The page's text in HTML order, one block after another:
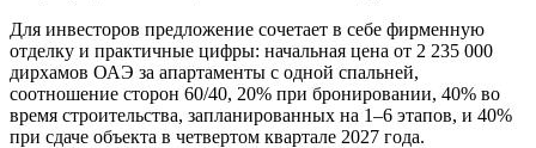
Для инвесторов предложение сочетает в себе фирменную
отделку и практичные цифры: начальная цена от 2 235 000
дирхамов ОАЭ за апартаменты с одной спальней,
соотношение сторон 60/40, 20% при бронировании, 40% во
время строительства, запланированных на 1–6 этапов, и 40%
при сдаче объекта в четвертом квартале 2027 года.